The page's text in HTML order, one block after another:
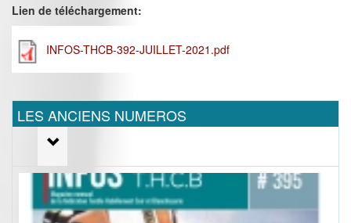
Lien de téléchargement:
INFOS-THCB-392-JUILLET-2021.pdf
LES ANCIENS NUMEROS